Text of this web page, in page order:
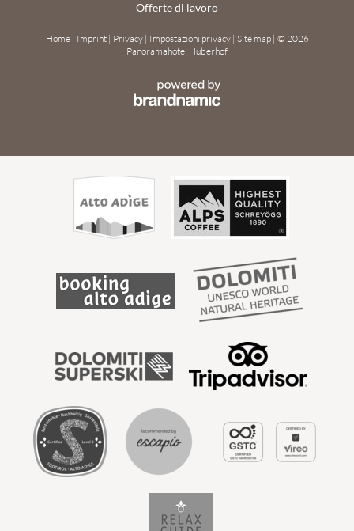
Offerte di lavoro
Home | Imprint | Privacy | Impostazioni privacy | Site map | © 2026
Panoramahotel Huberhof